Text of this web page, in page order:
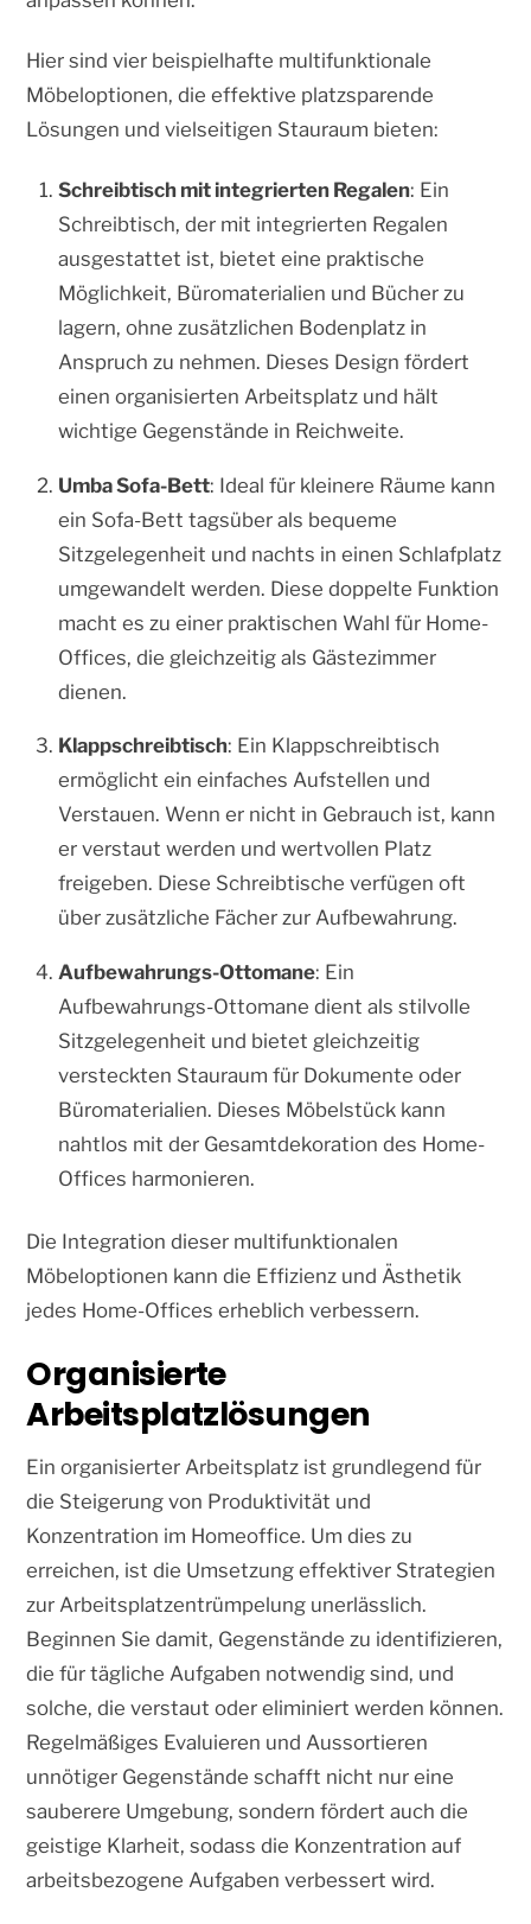
Hier sind vier beispielhafte multifunktionale
Möbeloptionen, die effektive platzsparende
Lösungen und vielseitigen Stauraum bieten:
Schreibtisch mit integrierten Regalen: Ein
Schreibtisch, der mit integrierten Regalen
ausgestattet ist, bietet eine praktische
Möglichkeit, Büromaterialien und Bücher zu
lagern, ohne zusätzlichen Bodenplatz in
Anspruch zu nehmen. Dieses Design fördert
einen organisierten Arbeitsplatz und hält
wichtige Gegenstände in Reichweite.
Umba Sofa-Bett: Ideal für kleinere Räume kann
ein Sofa-Bett tagsüber als bequeme
Sitzgelegenheit und nachts in einen Schlafplatz
umgewandelt werden. Diese doppelte Funktion
macht es zu einer praktischen Wahl für Home-
Offices, die gleichzeitig als Gästezimmer
dienen.
Klappschreibtisch: Ein Klappschreibtisch
ermöglicht ein einfaches Aufstellen und
Verstauen. Wenn er nicht in Gebrauch ist, kann
er verstaut werden und wertvollen Platz
freigeben. Diese Schreibtische verfügen oft
über zusätzliche Fächer zur Aufbewahrung.
Aufbewahrungs-Ottomane: Ein
Aufbewahrungs-Ottomane dient als stilvolle
Sitzgelegenheit und bietet gleichzeitig
versteckten Stauraum für Dokumente oder
Büromaterialien. Dieses Möbelstück kann
nahtlos mit der Gesamtdekoration des Home-
Offices harmonieren.
Die Integration dieser multifunktionalen
Möbeloptionen kann die Effizienz und Ästhetik
jedes Home-Offices erheblich verbessern.
Organisierte
Arbeitsplatzlösungen
Ein organisierter Arbeitsplatz ist grundlegend für
die Steigerung von Produktivität und
Konzentration im Homeoffice. Um dies zu
erreichen, ist die Umsetzung effektiver Strategien
zur Arbeitsplatzentrümpelung unerlässlich.
Beginnen Sie damit, Gegenstände zu identifizieren,
die für tägliche Aufgaben notwendig sind, und
solche, die verstaut oder eliminiert werden können.
Regelmäßiges Evaluieren und Aussortieren
unnötiger Gegenstände schafft nicht nur eine
sauberere Umgebung, sondern fördert auch die
geistige Klarheit, sodass die Konzentration auf
arbeitsbezogene Aufgaben verbessert wird.